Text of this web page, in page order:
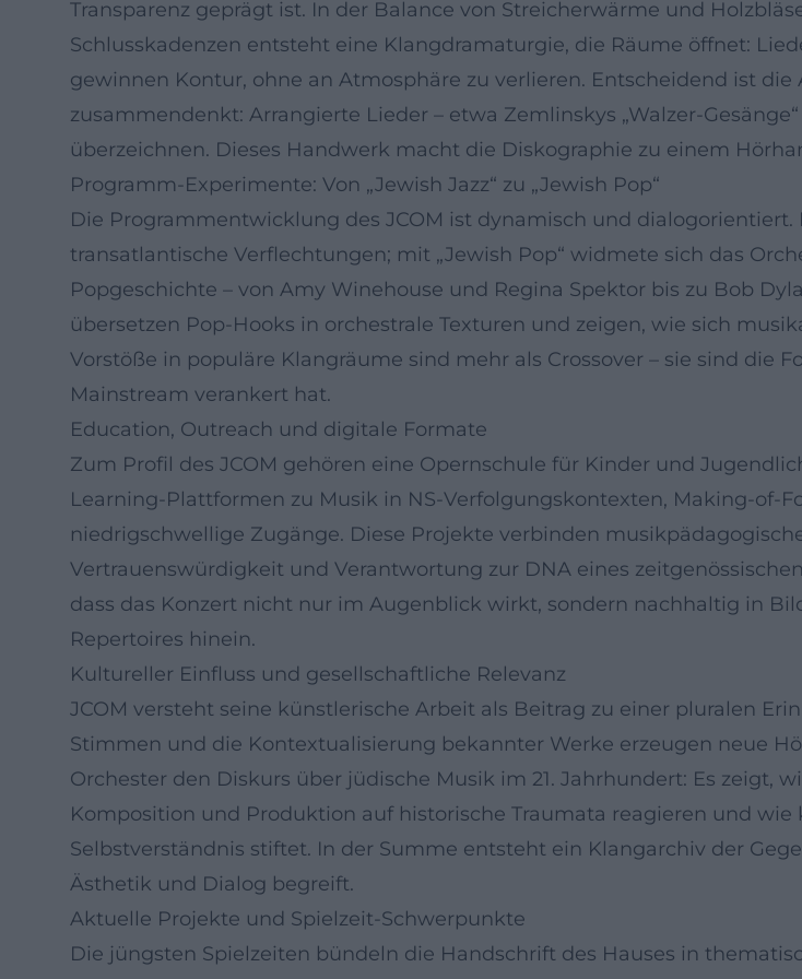
Transparenz geprägt ist. In der Balance von Streicherwärme und
Schlusskadenzen entsteht eine Klangdramaturgie, die Räume öffnet:
gewinnen Kontur, ohne an Atmosphäre zu verlieren. Entscheidend ist
zusammendenkt: Arrangierte Lieder – etwa Zemlinskys „Walzer-
überzeichnen. Dieses Handwerk macht die Diskographie zu einem
Programm-Experimente: Von „Jewish Jazz“ zu „Jewish Pop“
Die Programmentwicklung des JCOM ist dynamisch und dialogorientiert.
transatlantische Verflechtungen; mit „Jewish Pop“ widmete sich das
Popgeschichte – von Amy Winehouse und Regina Spektor bis zu Bob
übersetzen Pop-Hooks in orchestrale Texturen und zeigen, wie sich
Vorstöße in populäre Klangräume sind mehr als Crossover – sie sind die
Mainstream verankert hat.
Education, Outreach und digitale Formate
Zum Profil des JCOM gehören eine Opernschule für Kinder und
Learning-Plattformen zu Musik in NS-Verfolgungskontexten, Making-of-
niedrigschwellige Zugänge. Diese Projekte verbinden
Vertrauenswürdigkeit und Verantwortung zur DNA eines
dass das Konzert nicht nur im Augenblick wirkt, sondern nachhaltig in
Repertoires hinein.
Kultureller Einfluss und gesellschaftliche Relevanz
JCOM versteht seine künstlerische Arbeit als Beitrag zu einer pluralen
Stimmen und die Kontextualisierung bekannter Werke erzeugen neue
Orchester den Diskurs über jüdische Musik im 21. Jahrhundert: Es
Komposition und Produktion auf historische Traumata reagieren und
Selbstverständnis stiftet. In der Summe entsteht ein Klangarchiv der
Ästhetik und Dialog begreift.
Aktuelle Projekte und Spielzeit-Schwerpunkte
Die jüngsten Spielzeiten bündeln die Handschrift des Hauses in